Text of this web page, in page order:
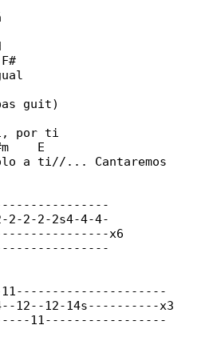
guit)
por ti
E
a ti//... Cantaremos
2-2-2s4-4-4-
x6
11---------------------
12--12-14s----------x3
11-----------------